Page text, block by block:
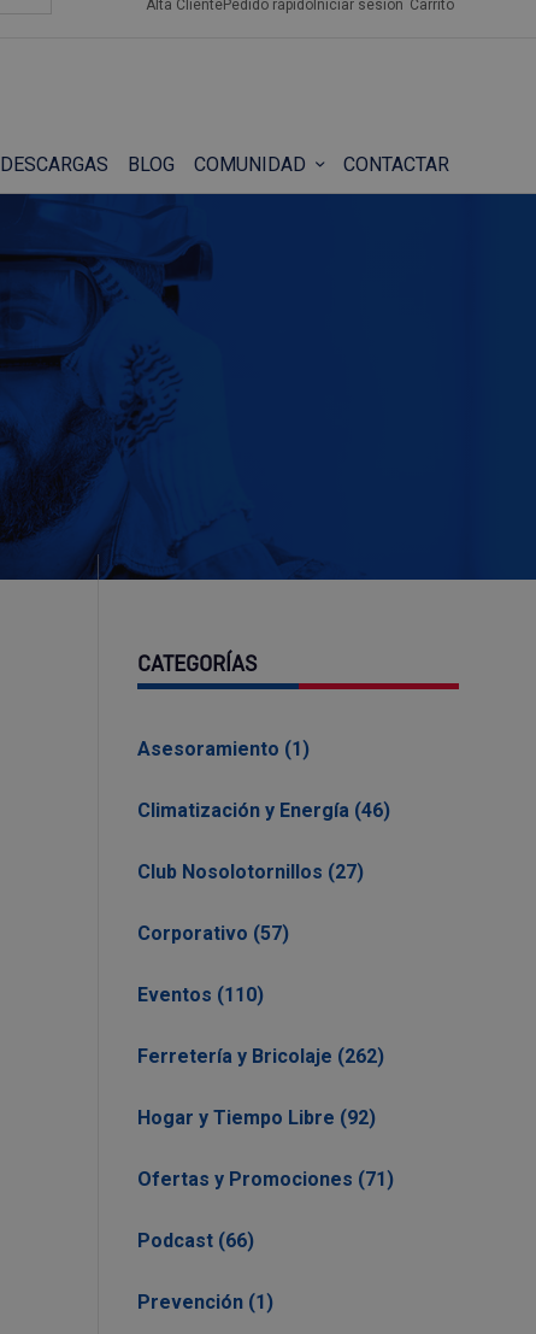
Alta ClientePedido rápido Iniciar sesión Carrito
DESCARGAS BLOG COMUNIDAD CONTACTAR
CATEGORÍAS
Asesoramiento (1)
Climatización y Energía (46)
Club Nosolotornillos (27)
Corporativo (57)
Eventos (110)
Ferretería y Bricolaje (262)
Hogar y Tiempo Libre (92)
Ofertas y Promociones (71)
Podcast (66)
Prevención (1)